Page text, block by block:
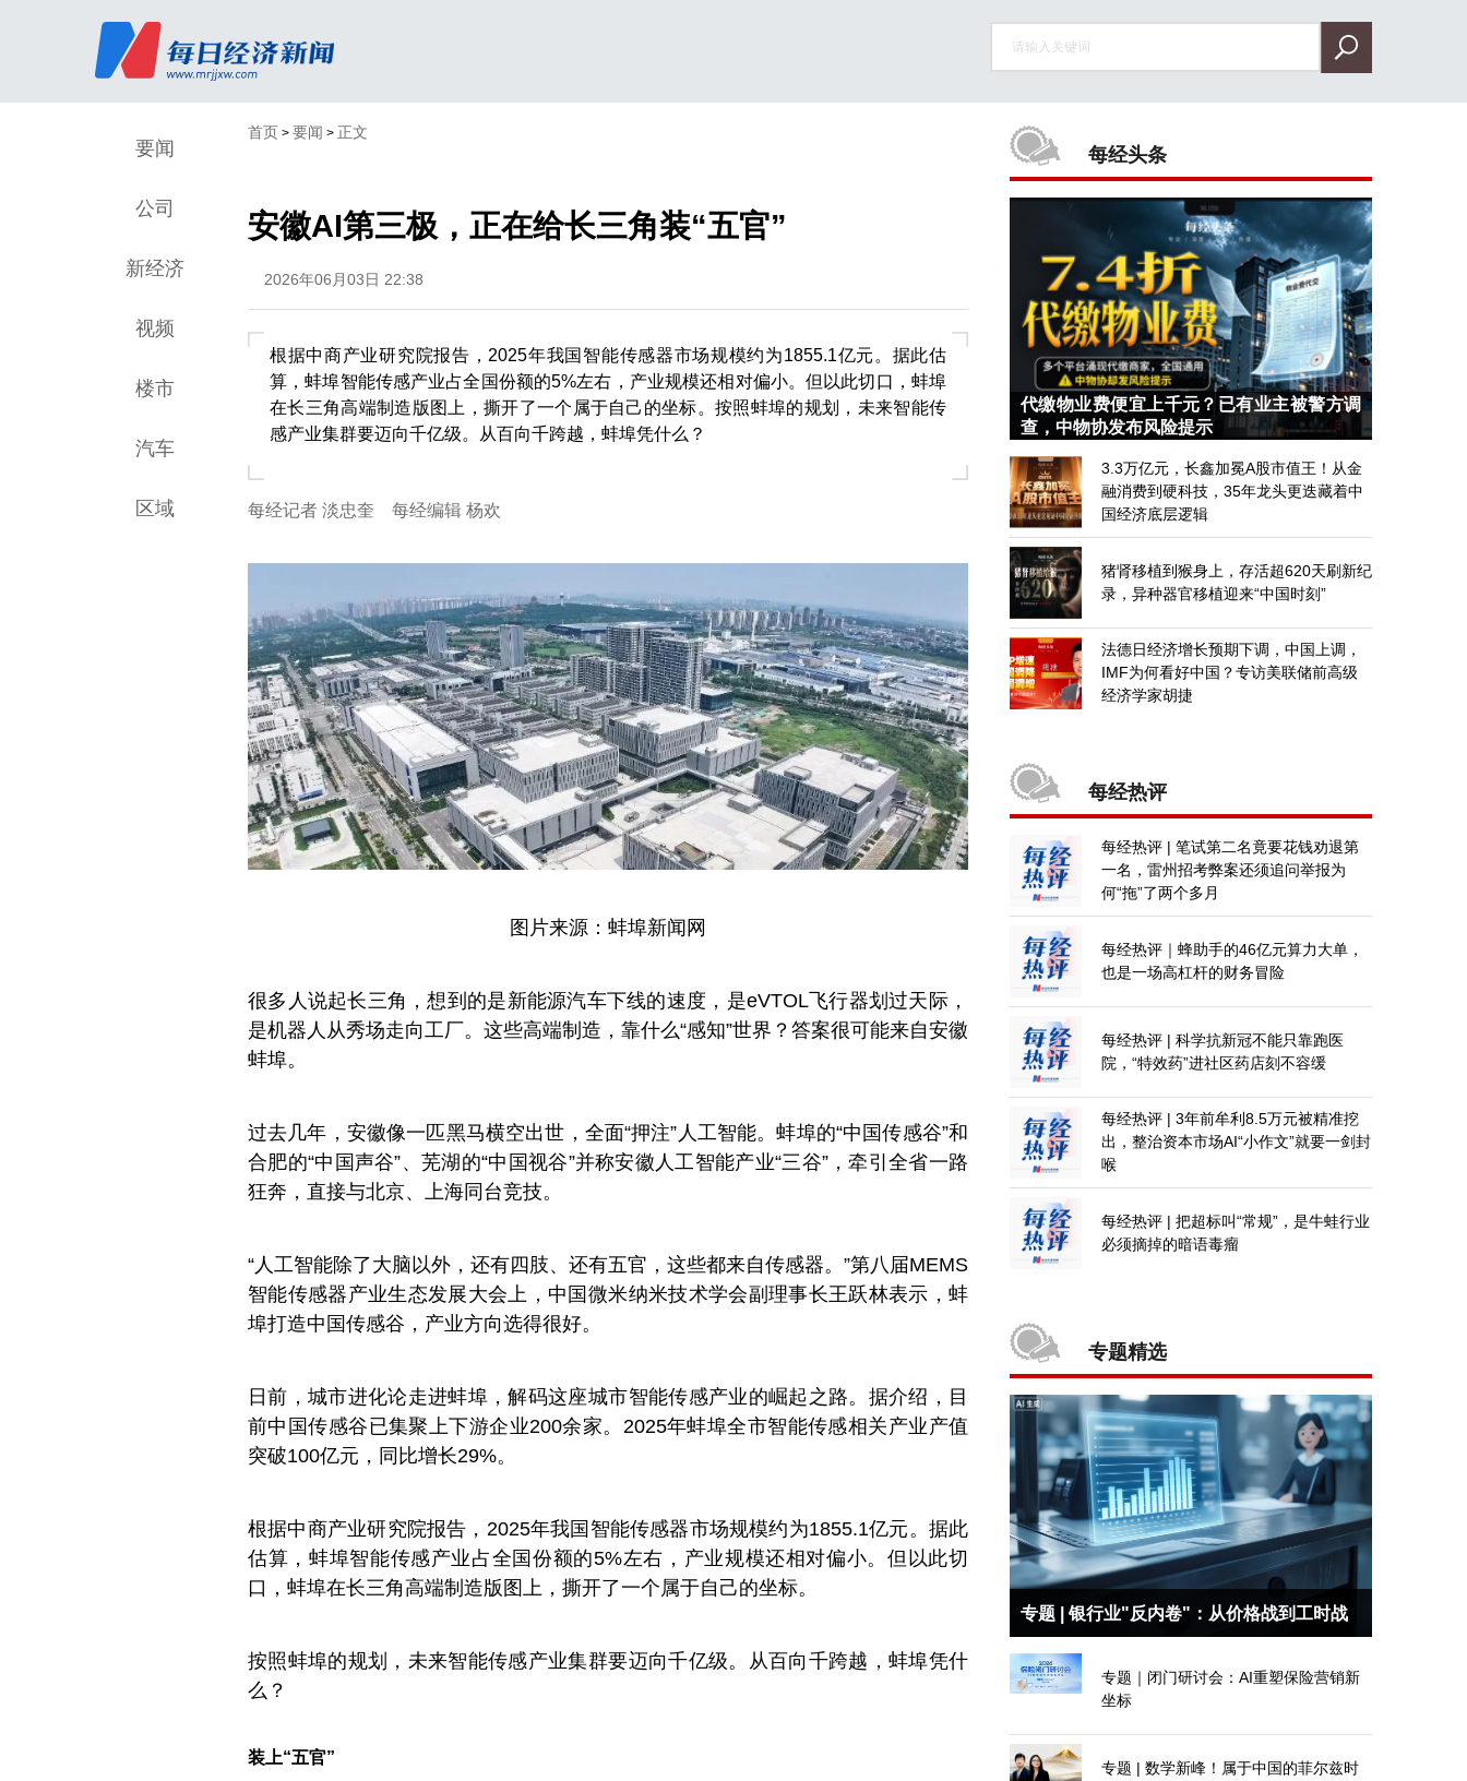
要闻
公司
新经济
视频
楼市
汽车
区域
首页 > 要闻 > 正文
安徽AI第三极，正在给长三角装“五官”
2026年06月03日 22:38
根据中商产业研究院报告，2025年我国智能传感器市场规模约为1855.1亿元。据此估
算，蚌埠智能传感产业占全国份额的5%左右，产业规模还相对偏小。但以此切口，蚌埠
在长三角高端制造版图上，撕开了一个属于自己的坐标。按照蚌埠的规划，未来智能传
感产业集群要迈向千亿级。从百向千跨越，蚌埠凭什么？
每经记者 淡忠奎 每经编辑 杨欢
图片来源：蚌埠新闻网
很多人说起长三角，想到的是新能源汽车下线的速度，是eVTOL飞行器划过天际，
是机器人从秀场走向工厂。这些高端制造，靠什么“感知”世界？答案很可能来自安徽
蚌埠。
过去几年，安徽像一匹黑马横空出世，全面“押注”人工智能。蚌埠的“中国传感谷”和
合肥的“中国声谷”、芜湖的“中国视谷”并称安徽人工智能产业“三谷”，牵引全省一路
狂奔，直接与北京、上海同台竞技。
“人工智能除了大脑以外，还有四肢、还有五官，这些都来自传感器。”第八届MEMS
智能传感器产业生态发展大会上，中国微米纳米技术学会副理事长王跃林表示，蚌
埠打造中国传感谷，产业方向选得很好。
日前，城市进化论走进蚌埠，解码这座城市智能传感产业的崛起之路。据介绍，目
前中国传感谷已集聚上下游企业200余家。2025年蚌埠全市智能传感相关产业产值
突破100亿元，同比增长29%。
根据中商产业研究院报告，2025年我国智能传感器市场规模约为1855.1亿元。据此
估算，蚌埠智能传感产业占全国份额的5%左右，产业规模还相对偏小。但以此切
口，蚌埠在长三角高端制造版图上，撕开了一个属于自己的坐标。
按照蚌埠的规划，未来智能传感产业集群要迈向千亿级。从百向千跨越，蚌埠凭什
么？
装上“五官”
每经头条
代缴物业费便宜上千元？已有业主被警方调
查，中物协发布风险提示
3.3万亿元，长鑫加冕A股市值王！从金
融消费到硬科技，35年龙头更迭藏着中
国经济底层逻辑
猪肾移植到猴身上，存活超620天刷新纪
录，异种器官移植迎来“中国时刻”
法德日经济增长预期下调，中国上调，
IMF为何看好中国？专访美联储前高级
经济学家胡捷
每经热评
每经热评 | 笔试第二名竟要花钱劝退第
一名，雷州招考弊案还须追问举报为
何“拖”了两个多月
每经热评｜蜂助手的46亿元算力大单，
也是一场高杠杆的财务冒险
每经热评 | 科学抗新冠不能只靠跑医
院，“特效药”进社区药店刻不容缓
每经热评 | 3年前牟利8.5万元被精准挖
出，整治资本市场AI“小作文”就要一剑封
喉
每经热评 | 把超标叫“常规”，是牛蛙行业
必须摘掉的暗语毒瘤
专题精选
专题 | 银行业"反内卷"：从价格战到工时战
专题｜闭门研讨会：AI重塑保险营销新
坐标
专题 | 数学新峰！属于中国的菲尔兹时